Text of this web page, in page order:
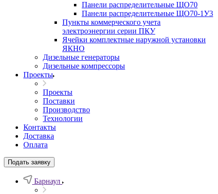
Панели распределительные ЩО70
Панели распределительные ЩО70-1У3
Пункты коммерческого учета
электроэнергии серии ПКУ
Ячейки комплектные наружной установки
ЯКНО
Дизельные генераторы
Дизельные компрессоры
Проекты
Проекты
Поставки
Производство
Технологии
Контакты
Доставка
Оплата
Подать заявку
Барнаул